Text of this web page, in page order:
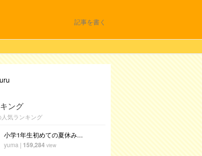
記事を書く
ング
気ランキング
小学1年生初めての夏休み...
yuma | 159,284 view